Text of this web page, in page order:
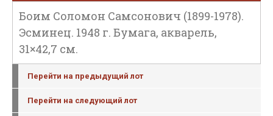
Боим Соломон Самсонович (1899-1978).
Эсминец. 1948 г. Бумага, акварель,
31×42,7 см.
Перейти на предыдущий лот
Перейти на следующий лот